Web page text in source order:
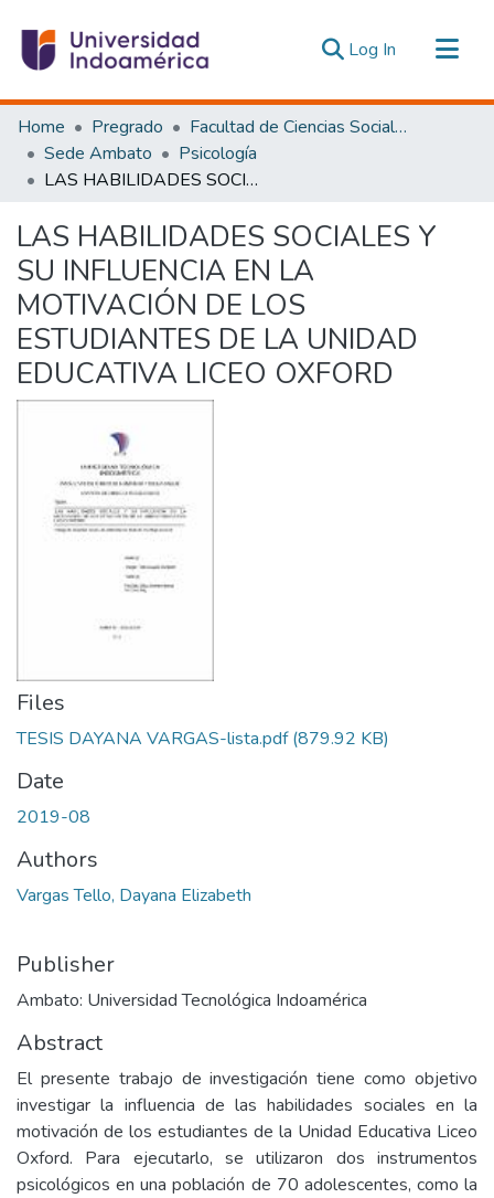
Log In (current)
Communities & Collections
All of DSpace
Statistics
Home Pregrado
Facultad de Ciencias Sociales y Humanas
Sede Ambato
Psicología
LAS HABILIDADES SOCIALES Y SU INFLUENCIA EN LA MOTIVACIÓN DE LOS ESTUDIANTES DE LA UNIDAD EDUCATIVA LICEO OXFORD
LAS HABILIDADES SOCIALES Y
SU INFLUENCIA EN LA
MOTIVACIÓN DE LOS
ESTUDIANTES DE LA UNIDAD
EDUCATIVA LICEO OXFORD
Files
TESIS DAYANA VARGAS-lista.pdf(879.92 KB)
Date
2019-08
Authors
Vargas Tello, Dayana Elizabeth
Publisher
Ambato: Universidad Tecnológica Indoamérica
Abstract
El presente trabajo de investigación tiene como objetivo
investigar la influencia de las habilidades sociales en la
motivación de los estudiantes de la Unidad Educativa Liceo
Oxford. Para ejecutarlo, se utilizaron dos instrumentos
psicológicos en una población de 70 adolescentes, como la